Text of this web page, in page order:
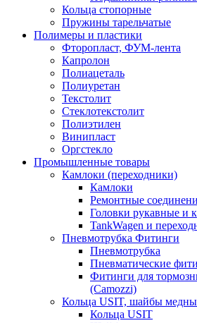
Кольца стопорные
Пружины тарельчатые
Полимеры и пластики
Фторопласт, ФУМ-лента
Капролон
Полиацеталь
Полиуретан
Текстолит
Стеклотекстолит
Полиэтилен
Винипласт
Оргстекло
Промышленные товары
Камлоки (переходники)
Камлоки
Ремонтные
Головки рукавные и
TankWagen и
Пневмотрубка Фитинги
Пневмотрубка
Пневматические
Фитинги для
(Camozzi)
Кольца USIT, шайбы
Кольца USIT